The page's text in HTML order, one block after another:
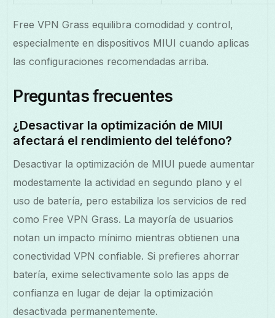
Free VPN Grass equilibra comodidad y control,
especialmente en dispositivos MIUI cuando aplicas
las configuraciones recomendadas arriba.
Preguntas frecuentes
¿Desactivar la optimización de MIUI
afectará el rendimiento del teléfono?
Desactivar la optimización de MIUI puede aumentar
modestamente la actividad en segundo plano y el
uso de batería, pero estabiliza los servicios de red
como Free VPN Grass. La mayoría de usuarios
notan un impacto mínimo mientras obtienen una
conectividad VPN confiable. Si prefieres ahorrar
batería, exime selectivamente solo las apps de
confianza en lugar de dejar la optimización
desactivada permanentemente.